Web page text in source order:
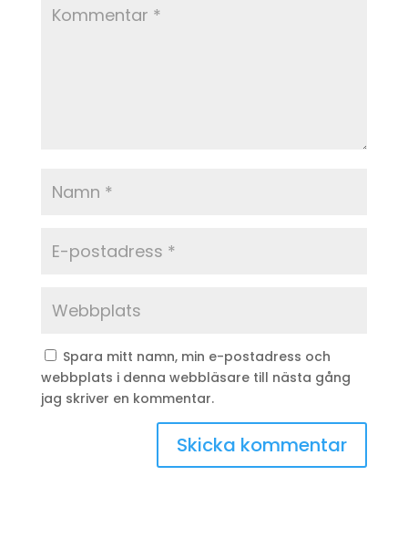
Spara mitt namn, min e-postadress och
webbplats i denna webbläsare till nästa gång
jag skriver en kommentar.